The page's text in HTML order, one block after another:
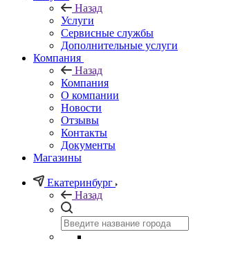
Назад
Услуги
Сервисные службы
Дополнительные услуги
Компания
Назад
Компания
О компании
Новости
Отзывы
Контакты
Документы
Магазины
Екатеринбург
Назад